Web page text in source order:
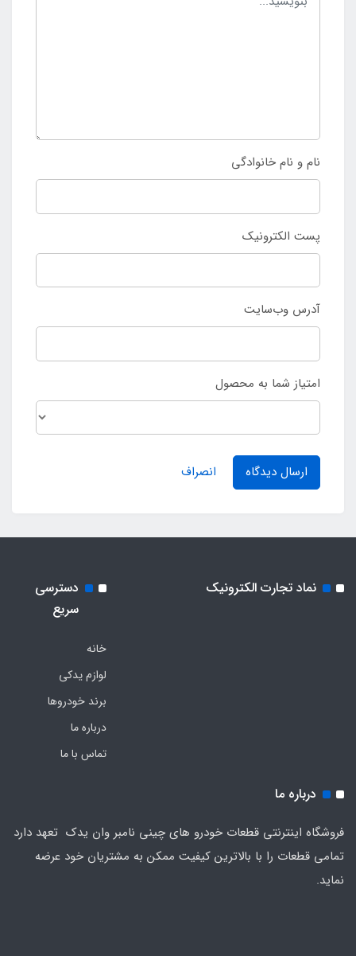
نام و نام خانوادگی
پست الکترونیک
آدرس وب‌سایت
امتیاز شما به محصول
ارسال دیدگاه انصراف
نماد تجارت الکترونیک
دسترسی
سریع
خانه
لوازم یدکی
برند خودروها
درباره ما
تماس با ما
درباره ما
فروشگاه اینترنتی قطعات خودرو های چینی نامبر وان یدک تعهد دارد
تمامی قطعات را با بالاترین کیفیت ممکن به مشتریان خود عرضه
نماید.